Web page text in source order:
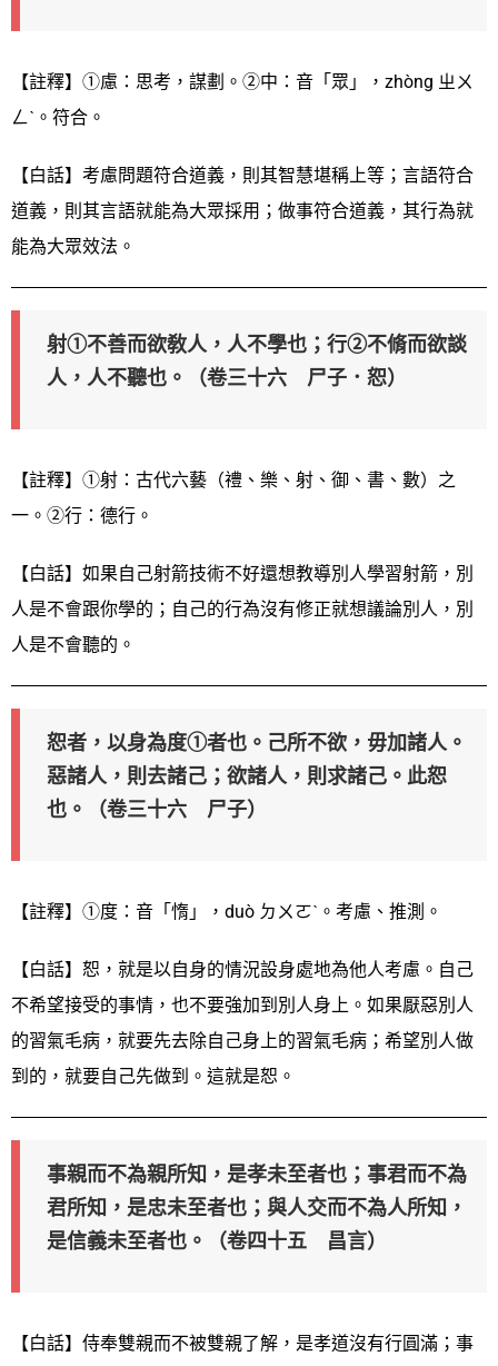
【註釋】①慮：思考，謀劃。②中：音「眾」，zhòng ㄓㄨ
ㄥˋ。符合。
【白話】考慮問題符合道義，則其智慧堪稱上等；言語符合
道義，則其言語就能為大眾採用；做事符合道義，其行為就
能為大眾效法。
射①不善而欲敎人，人不學也；行②不脩而欲談
人，人不聽也。（卷三十六 尸子．恕）
【註釋】①射：古代六藝（禮、樂、射、御、書、數）之
一。②行：德行。
【白話】如果自己射箭技術不好還想教導別人學習射箭，別
人是不會跟你學的；自己的行為沒有修正就想議論別人，別
人是不會聽的。
恕者，以身為度①者也。己所不欲，毋加諸人。
惡諸人，則去諸己；欲諸人，則求諸己。此恕
也。（卷三十六 尸子）
【註釋】①度：音「惰」，duò ㄉㄨㄛˋ。考慮、推測。
【白話】恕，就是以自身的情況設身處地為他人考慮。自己
不希望接受的事情，也不要強加到別人身上。如果厭惡別人
的習氣毛病，就要先去除自己身上的習氣毛病；希望別人做
到的，就要自己先做到。這就是恕。
事親而不為親所知，是孝未至者也；事君而不為
君所知，是忠未至者也；與人交而不為人所知，
是信義未至者也。（卷四十五 昌言）
【白話】侍奉雙親而不被雙親了解，是孝道沒有行圓滿；事